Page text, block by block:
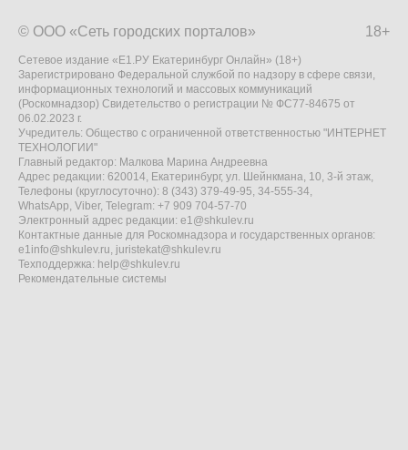
18+
© ООО «Сеть городских порталов»
Сетевое издание «Е1.РУ Екатеринбург Онлайн» (18+)
Зарегистрировано Федеральной службой по надзору в сфере связи,
информационных технологий и массовых коммуникаций
(Роскомнадзор) Свидетельство о регистрации № ФС77-84675 от
06.02.2023 г.
Учредитель: Общество с ограниченной ответственностью "ИНТЕРНЕТ
ТЕХНОЛОГИИ"
Главный редактор: Малкова Марина Андреевна
Адрес редакции: 620014, Екатеринбург, ул. Шейнкмана, 10, 3-й этаж,
Телефоны (круглосуточно): 8 (343) 379-49-95, 34-555-34,
WhatsApp, Viber, Telegram: +7 909 704-57-70
Электронный адрес редакции: e1@shkulev.ru
Контактные данные для Роскомнадзора и государственных органов:
e1info@shkulev.ru, juristekat@shkulev.ru
Техподдержка: help@shkulev.ru
Рекомендательные системы